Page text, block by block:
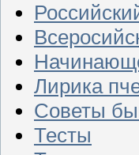
Лирика
Советы
Тесты